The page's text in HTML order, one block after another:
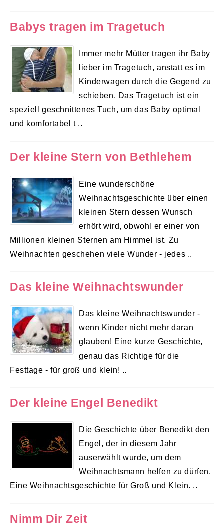
Babys tragen im Tragetuch
Immer mehr Mütter tragen ihr Baby
lieber im Tragetuch, anstatt es im
Kinderwagen durch die Gegend zu
schieben. Das Tragetuch ist ein
speziell geschnittenes Tuch, um das Baby optimal
und komfortabel t ..
Der kleine Stern von Bethlehem
Eine wunderschöne
Weihnachtsgeschichte über einen
kleinen Stern dessen Wunsch
erhört wird, obwohl er einer von
Millionen kleinen Sternen am Himmel ist. Zu
Weihnachten geschehen viele Wunder - jedes ..
Das kleine Weihnachtswunder
Das kleine Weihnachtswunder -
wenn Kinder nicht mehr daran
glauben! Eine kurze Geschichte,
genau das Richtige für die
Festtage - für groß und klein! ..
Der kleine Engel Benedikt
Die Geschichte über Benedikt den
Engel, der in diesem Jahr
auserwählt wurde, um dem
Weihnachtsmann helfen zu dürfen.
Eine Weihnachtsgeschichte für Groß und Klein. ..
Nimm Dir Zeit